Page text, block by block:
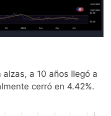
a 10 años llegó a
cerró en 4.42%.